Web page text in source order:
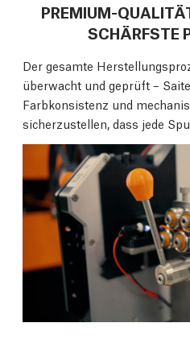
PREMIUM-
SCHÄRFSTE
Der gesamte
überwacht und geprüft –
Farbkonsistenz und
sicherzustellen, dass jede